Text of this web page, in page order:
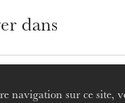
navigation sur ce site,
dans